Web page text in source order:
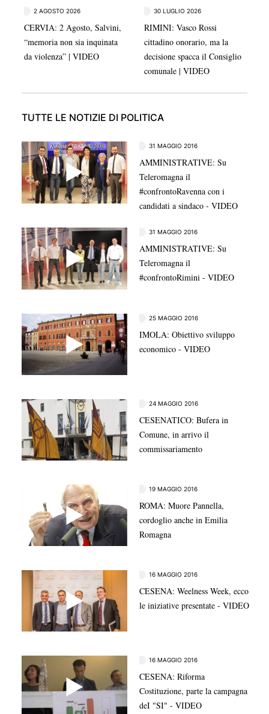
2 AGOSTO 2026
CERVIA: 2 Agosto, Salvini,
“memoria non sia inquinata
da violenza” | VIDEO
30 LUGLIO 2026
RIMINI: Vasco Rossi
cittadino onorario, ma la
decisione spacca il Consiglio
comunale | VIDEO
TUTTE LE NOTIZIE DI POLITICA
31 MAGGIO 2016
AMMINISTRATIVE: Su
Teleromagna il
#confrontoRavenna con i
candidati a sindaco - VIDEO
31 MAGGIO 2016
AMMINISTRATIVE: Su
Teleromagna il
#confrontoRimini - VIDEO
25 MAGGIO 2016
IMOLA: Obiettivo sviluppo
economico - VIDEO
24 MAGGIO 2016
CESENATICO: Bufera in
Comune, in arrivo il
commissariamento
19 MAGGIO 2016
ROMA: Muore Pannella,
cordoglio anche in Emilia
Romagna
16 MAGGIO 2016
CESENA: Weelness Week, ecco
le iniziative presentate - VIDEO
16 MAGGIO 2016
CESENA: Riforma
Costituzione, parte la campagna
deI "SI" - VIDEO